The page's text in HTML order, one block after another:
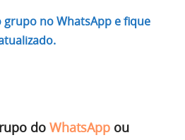
grupo no WhatsApp e fique
do WhatsApp ou